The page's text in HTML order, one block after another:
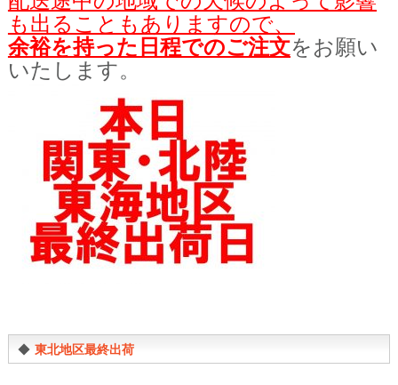
も出ることもありますので、
余裕を持った日程でのご注文をお願い
いたします。
◆ 東北地区最終出荷